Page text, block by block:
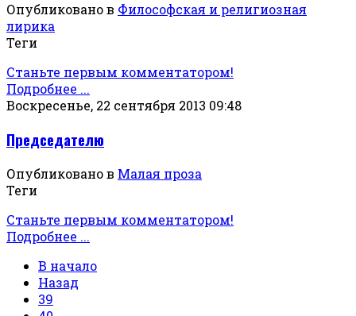
Опубликовано в Философская и религиозная
лирика
Теги
Станьте первым комментатором!
Подробнее ...
Воскресенье, 22 сентября 2013 09:48
Председателю
Опубликовано в Малая проза
Теги
Станьте первым комментатором!
Подробнее ...
В начало
Назад
39